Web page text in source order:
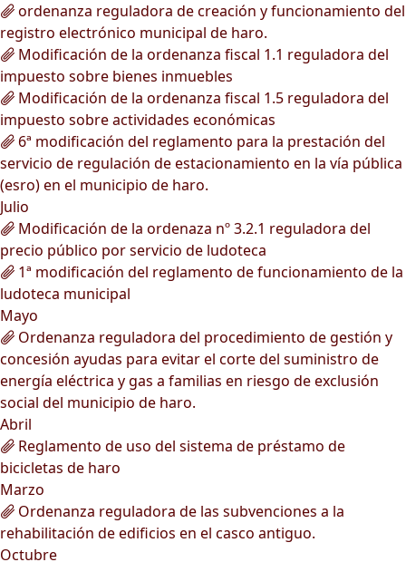
ordenanza reguladora de creación y funcionamiento del
registro electrónico municipal de haro.
Modificación de la ordenanza fiscal 1.1 reguladora del
impuesto sobre bienes inmuebles
Modificación de la ordenanza fiscal 1.5 reguladora del
impuesto sobre actividades económicas
6ª modificación del reglamento para la prestación del
servicio de regulación de estacionamiento en la vía pública
(esro) en el municipio de haro.
Julio
Modificación de la ordenaza nº 3.2.1 reguladora del
precio público por servicio de ludoteca
1ª modificación del reglamento de funcionamiento de la
ludoteca municipal
Mayo
Ordenanza reguladora del procedimiento de gestión y
concesión ayudas para evitar el corte del suministro de
energía eléctrica y gas a familias en riesgo de exclusión
social del municipio de haro.
Abril
Reglamento de uso del sistema de préstamo de
bicicletas de haro
Marzo
Ordenanza reguladora de las subvenciones a la
rehabilitación de edificios en el casco antiguo.
Octubre